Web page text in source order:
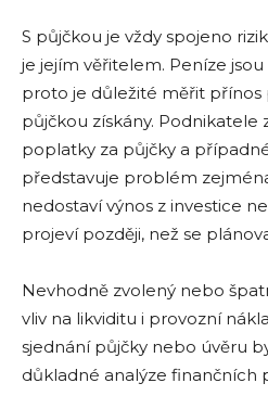
S půjčkou je vždy spojeno
je jejím věřitelem. Peníze
proto je důležité měřit přínos
půjčkou získány. Podnikatele
poplatky za půjčky a
představuje problém
nedostaví výnos z investice
projeví později, než se
Nevhodně zvolený nebo
vliv na likviditu i provozní
sjednání půjčky nebo úvěru
důkladné analýze finančních